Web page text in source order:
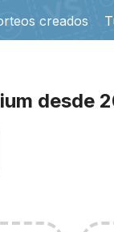
creados
desde